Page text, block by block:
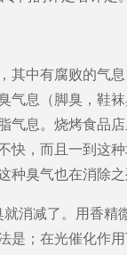
其中有腐败的气
气息（脚臭，鞋
气息。烧烤食品
快，而且一到这
种臭气也在消除
消减了。用香
是；在光催化作